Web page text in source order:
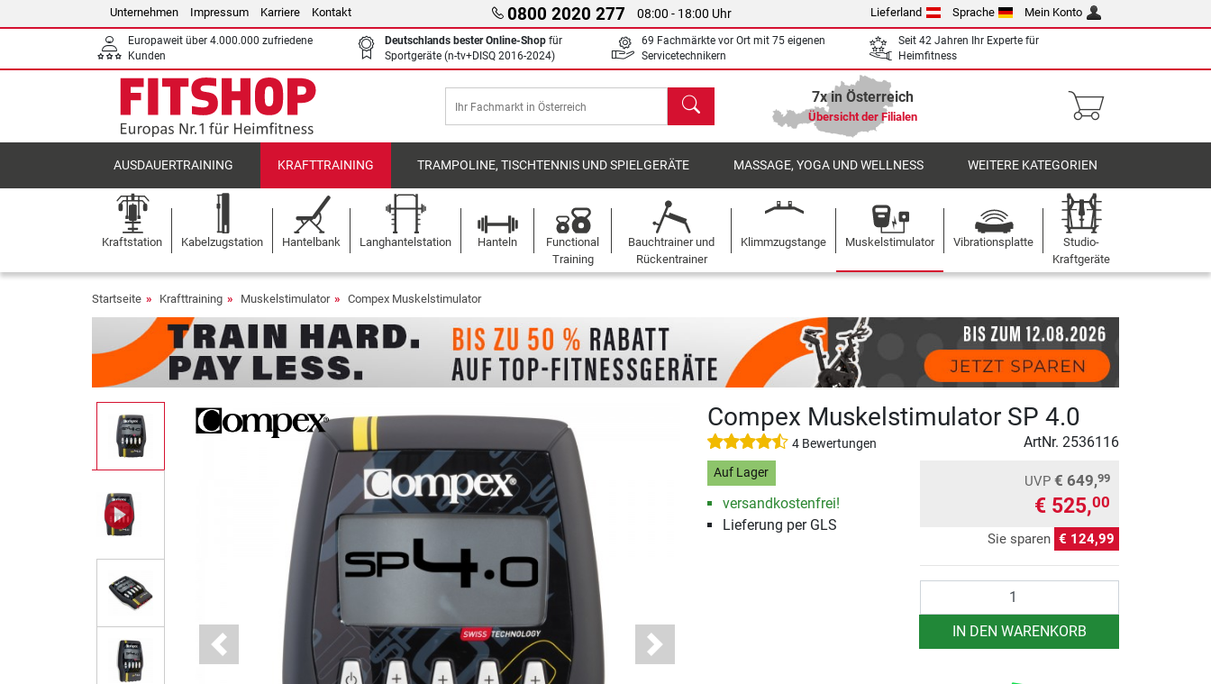
Unternehmen Impressum Karriere Kontakt 0800 2020 277 08:00 - 18:00 Uhr Lieferland Sprache Mein Konto
Europaweit über 4.000.000 zufriedene
Kunden
Deutschlands bester Online-Shop für
Sportgeräte (n-tv+DISQ 2016-2024)
69 Fachmärkte vor Ort mit 75 eigenen
Servicetechnikern
Seit 42 Jahren Ihr Experte für
Heimfitness
Suchen 7x in Österreich
Übersicht der Filialen
AUSDAUERTRAINING KRAFTTRAINING TRAMPOLINE, TISCHTENNIS UND SPIELGERÄTE MASSAGE, YOGA UND WELLNESS WEITERE KATEGORIEN
Kraftstation Kabelzugstation Hantelbank Langhantelstation Hanteln
Functional
Training
Bauchtrainer und
Rückentrainer
Klimmzugstange Muskelstimulator Vibrationsplatte
Studio-
Kraftgeräte
Startseite Krafttraining Muskelstimulator Compex Muskelstimulator
Previous Next
Compex Muskelstimulator SP 4.0
4 Bewertungen ArtNr. 2536116
Auf Lager
versandkostenfrei!
Lieferung per GLS
UVP € 649,99
€ 525,00
Sie sparen € 124,99
IN DEN WARENKORB